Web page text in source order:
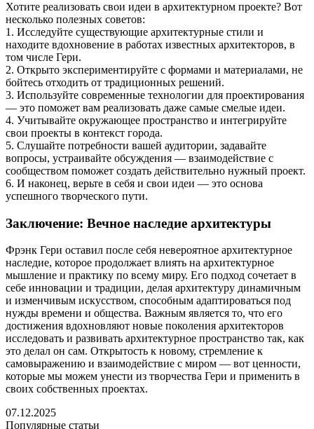
Хотите реализовать свои идеи в архитектурном проекте? Вот
несколько полезных советов:
1. Исследуйте существующие архитектурные стили и
находите вдохновение в работах известных архитекторов, в
том числе Гери.
2. Открыто экспериментируйте с формами и материалами, не
бойтесь отходить от традиционных решений.
3. Используйте современные технологии для проектирования
— это поможет вам реализовать даже самые смелые идеи.
4. Учитывайте окружающее пространство и интегрируйте
свои проекты в контекст города.
5. Слушайте потребности вашей аудитории, задавайте
вопросы, устраивайте обсуждения — взаимодействие с
сообществом поможет создать действительно нужный проект.
6. И наконец, верьте в себя и свои идеи — это основа
успешного творческого пути.
Заключение: Вечное наследие архитектуры
Фрэнк Гери оставил после себя невероятное архитектурное
наследие, которое продолжает влиять на архитектурное
мышление и практику по всему миру. Его подход сочетает в
себе инновации и традиции, делая архитектуру динамичным
и изменчивым искусством, способным адаптироваться под
нужды времени и общества. Важным является то, что его
достижения вдохновляют новые поколения архитекторов
исследовать и развивать архитектурное пространство так, как
это делал он сам. Открытость к новому, стремление к
самовыражению и взаимодействие с миром — вот ценности,
которые мы можем унести из творчества Гери и применить в
своих собственных проектах.
07.12.2025
Популярные статьи